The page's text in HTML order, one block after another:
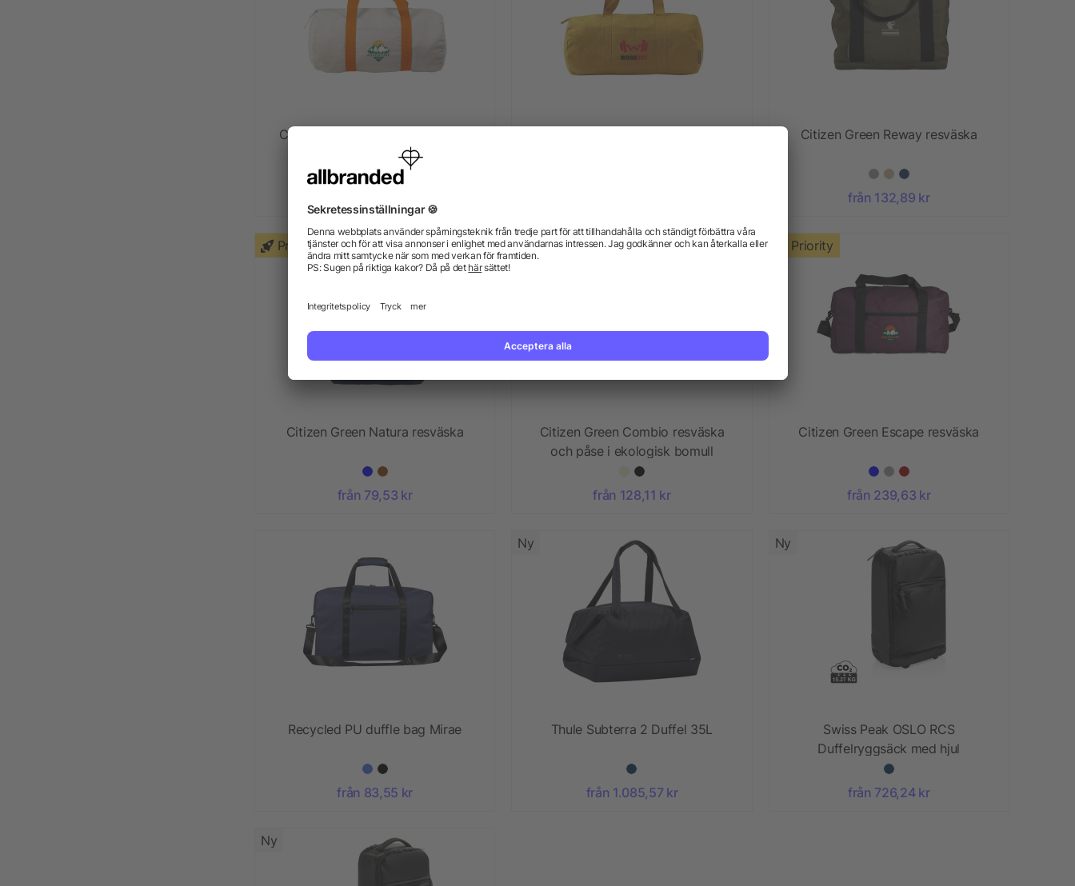
Citizen Green Magnum sportbag
+ Mer
Citizen Green Reway resväska
från 132,89 kr
Priority
Citizen Green Natura resväska
från 79,53 kr
Priority
Citizen Green Combio resväska
och påse i ekologisk bomull
från 128,11 kr
Priority
Citizen Green Escape resväska
från 239,63 kr
Recycled PU duffle bag Mirae
från 83,55 kr
Ny
Thule Subterra 2 Duffel 35L
från 1.085,57 kr
Ny
Swiss Peak OSLO RCS
Duffelryggsäck med hjul
kabinväska
från 726,24 kr
Ny